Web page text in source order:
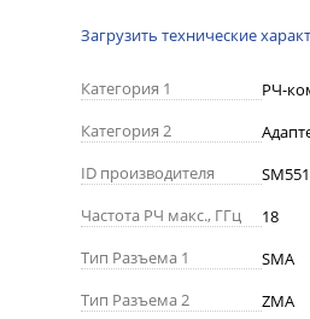
Загрузить технические
Категория 1
РЧ-
Категория 2
ID производителя
Частота РЧ макс., ГГц
18
Тип Разъема 1
SMA
Тип Разъема 2
ZMA